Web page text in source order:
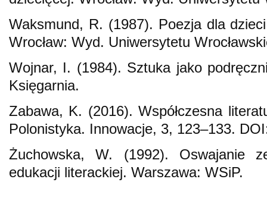
Waksmund, R. (1987). Poezja dla
Wrocław: Wyd. Uniwersytetu
Wojnar, I. (1984). Sztuka jako
Księgarnia.
Zabawa, K. (2016). Współczesna
Polonistyka. Innowacje, 3, 123–133.
Żuchowska, W. (1992). Oswajanie
edukacji literackiej. Warszawa: WSiP.